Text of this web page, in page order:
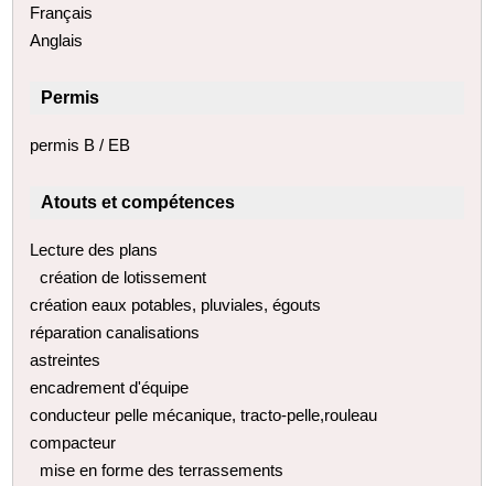
Français
Anglais
Permis
permis B / EB
Atouts et compétences
Lecture des plans
création de lotissement
création eaux potables, pluviales, égouts
réparation canalisations
astreintes
encadrement d'équipe
conducteur pelle mécanique, tracto-pelle,rouleau
compacteur
mise en forme des terrassements